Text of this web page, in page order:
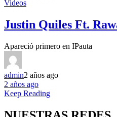
Videos
Justin Quiles Ft.
Apareció primero en IPauta
admin2 años ago
2 años ago
Keep Reading